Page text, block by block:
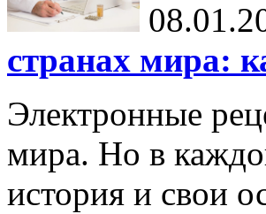
странах мира:
Электронные
мира. Но в
история и свои